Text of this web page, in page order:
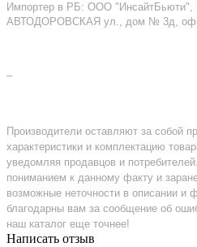
Импортер в РБ: ООО "ИнсайтБьюти",
АВТОДОРОВСКАЯ ул., дом № 3д,
–
Производители оставляют за собой
характеристики и комплектацию
уведомляя продавцов и
пониманием к данному факту и
возможные неточности в описании и
благодарны вам за сообщение об
наш каталог еще точнее!
Написать отзыв